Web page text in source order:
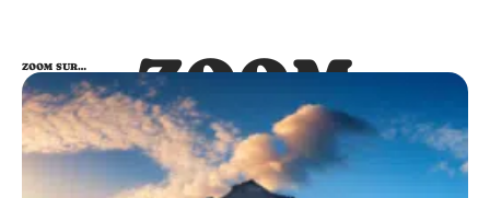
ZOOM
SUR…
ZOOM SUR…